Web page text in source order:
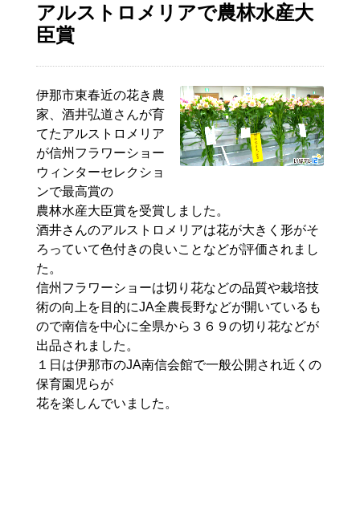
アルストロメリアで農林水産大
臣賞
伊那市東春近の花き農
家、酒井弘道さんが育
てたアルストロメリア
が信州フラワーショー
ウィンターセレクショ
ンで最高賞の
農林水産大臣賞を受賞しました。
酒井さんのアルストロメリアは花が大きく形がそ
ろっていて色付きの良いことなどが評価されまし
た。
信州フラワーショーは切り花などの品質や栽培技
術の向上を目的にJA全農長野などが開いているも
ので南信を中心に全県から３６９の切り花などが
出品されました。
１日は伊那市のJA南信会館で一般公開され近くの
保育園児らが
花を楽しんでいました。